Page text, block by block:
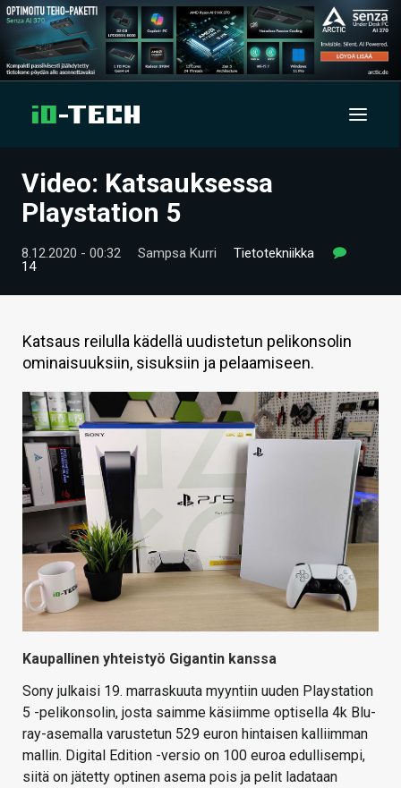
UUTISET
VIDEOT
TIETOA
KAUPPA
VAIHDA TEEMA
HAKU
Video: Katsauksessa
Playstation 5
8.12.2020 - 00:32 Sampsa Kurri
Tietotekniikka
14
Katsaus reilulla kädellä uudistetun pelikonsolin
ominaisuuksiin, sisuksiin ja pelaamiseen.
Kaupallinen yhteistyö Gigantin kanssa
Sony julkaisi 19. marraskuuta myyntiin uuden Playstation
5 -pelikonsolin, josta saimme käsiimme optisella 4k Blu-
ray-asemalla varustetun 529 euron hintaisen kalliimman
mallin. Digital Edition -versio on 100 euroa edullisempi,
siitä on jätetty optinen asema pois ja pelit ladataan